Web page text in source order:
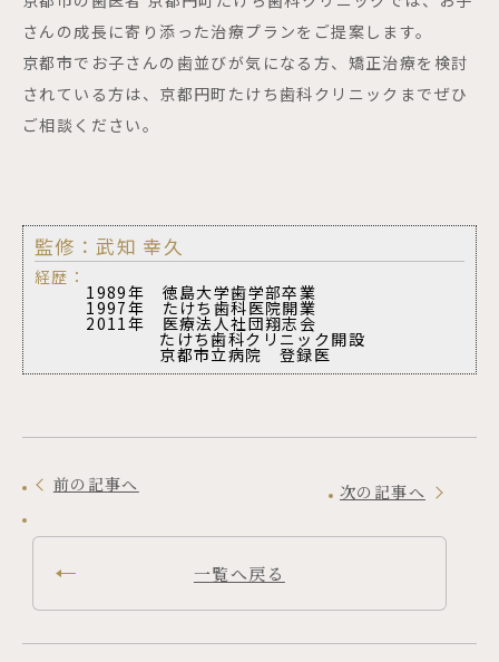
さんの成長に寄り添った治療プランをご提案します。
京都市でお子さんの歯並びが気になる方、矯正治療を検討
されている方は、京都円町たけち歯科クリニックまでぜひ
ご相談ください。
監修：武知 幸久
経歴：
1989年 徳島大学歯学部卒業
1997年 たけち歯科医院開業
2011年 医療法人社団翔志会
たけち歯科クリニック開設
京都市立病院 登録医
前の記事へ 次の記事へ
一覧へ戻る